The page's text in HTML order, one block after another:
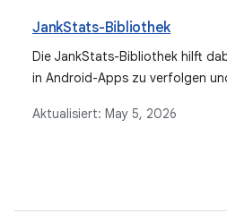
JankStats-Bibliothek
Die JankStats-Bibliothek hilft
in Android-Apps zu verfolgen
dauert, und bietet Funktionen
Aktualisiert: May 5, 2026